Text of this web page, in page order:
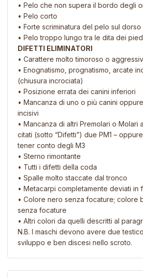
• Pelo che non supera il bordo degli
• Pelo corto
• Forte scriminatura del pelo sul dorso
• Pelo troppo lungo tra le dita dei
DIFETTI ELIMINATORI
• Carattere molto timoroso o
• Enognatismo, prognatismo, arcate
(chiusura incrociata)
• Posizione errata dei canini inferiori
• Mancanza di uno o più canini
incisivi
• Mancanza di altri Premolari o Molari
citati (sotto “Difetti”) due PM1 –
tener conto degli M3
• Sterno rimontante
• Tutti i difetti della coda
• Spalle molto staccate dal tronco
• Metacarpi completamente deviati in
• Colore nero senza focature; colore
senza focature
• Altri colori da quelli descritti al
N.B. I maschi devono avere due
sviluppo e ben discesi nello scroto.